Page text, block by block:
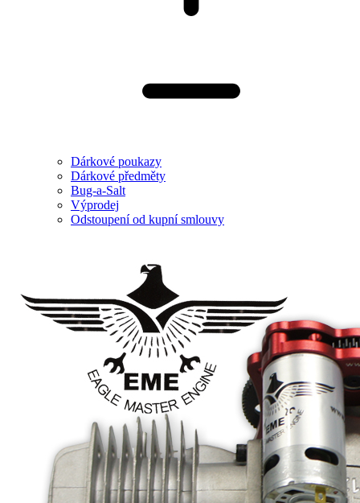
Dárkové poukazy
Dárkové předměty
Bug-a-Salt
Výprodej
Odstoupení od kupní smlouvy